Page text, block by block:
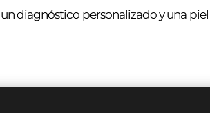
diagnóstico personalizado y una